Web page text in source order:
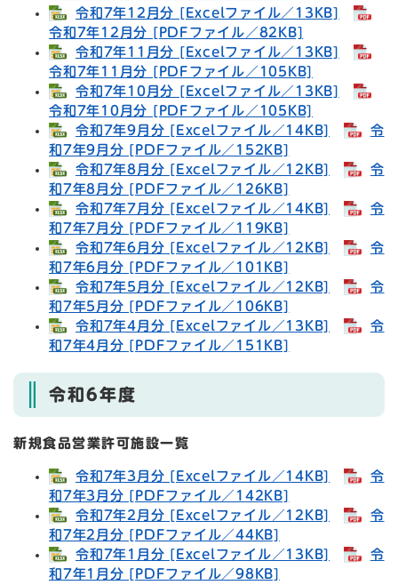
令和7年12月分 [Excelファイル／13KB]
令和7年12月分 [PDFファイル／82KB]
令和7年11月分 [Excelファイル／13KB]
令和7年11月分 [PDFファイル／105KB]
令和7年10月分 [Excelファイル／13KB]
令和7年10月分 [PDFファイル／105KB]
令和7年9月分 [Excelファイル／14KB]
令
和7年9月分 [PDFファイル／152KB]
令和7年8月分 [Excelファイル／12KB]
令
和7年8月分 [PDFファイル／126KB]
令和7年7月分 [Excelファイル／14KB]
令
和7年7月分 [PDFファイル／119KB]
令和7年6月分 [Excelファイル／12KB]
令
和7年6月分 [PDFファイル／101KB]
令和7年5月分 [Excelファイル／12KB]
令
和7年5月分 [PDFファイル／106KB]
令和7年4月分 [Excelファイル／13KB]
令
和7年4月分 [PDFファイル／151KB]
令和6年度
新規食品営業許可施設一覧
令和7年3月分 [Excelファイル／14KB]
令
和7年3月分 [PDFファイル／142KB]
令和7年2月分 [Excelファイル／12KB]
令
和7年2月分 [PDFファイル／44KB]
令和7年1月分 [Excelファイル／13KB]
令
和7年1月分 [PDFファイル／98KB]